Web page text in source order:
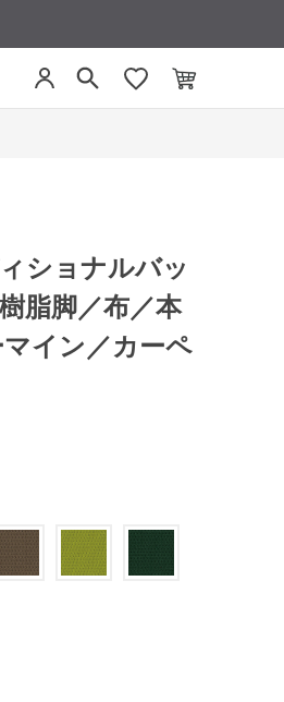
ショナルバッ
脂脚／布／本
イン／カーペ